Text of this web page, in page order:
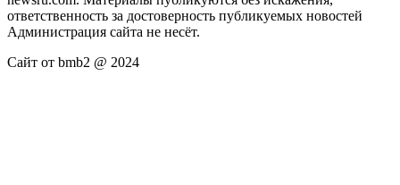
ответственность за достоверность публикуемых новостей
Администрация сайта не несёт.
Сайт от bmb2 @ 2024